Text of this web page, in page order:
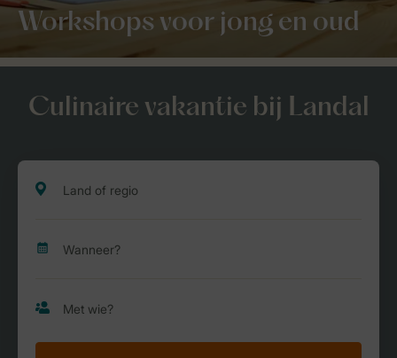
Workshops voor jong en oud
Culinaire vakantie bij Landal